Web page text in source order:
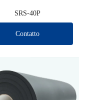
SRS-40P
Contatto